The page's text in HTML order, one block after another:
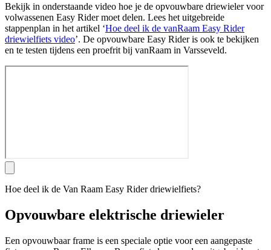
Bekijk in onderstaande video hoe je de opvouwbare driewieler voor
volwassenen Easy Rider moet delen. Lees het uitgebreide
stappenplan in het artikel ‘Hoe deel ik de vanRaam Easy Rider
driewielfiets video’. De opvouwbare Easy Rider is ook te bekijken
en te testen tijdens een proefrit bij vanRaam in Varsseveld.
Hoe deel ik de Van Raam Easy Rider driewielfiets?
Opvouwbare elektrische driewieler
Een opvouwbaar frame is een speciale optie voor een aangepaste